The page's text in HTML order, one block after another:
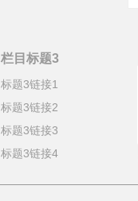
栏目标题3
标题3链接1
标题3链接2
标题3链接3
标题3链接4